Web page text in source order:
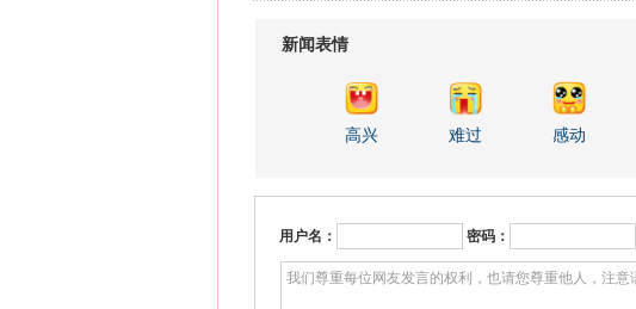
新闻表情
高兴 难过 感动
用户名： 密码：